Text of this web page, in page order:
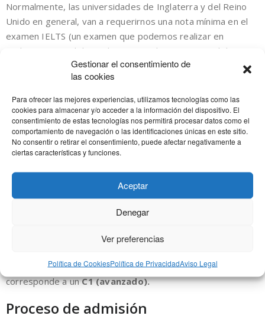
Gestionar el consentimiento de
las cookies
Para ofrecer las mejores experiencias, utilizamos tecnologías como las
cookies para almacenar y/o acceder a la información del dispositivo. El
consentimiento de estas tecnologías nos permitirá procesar datos como el
comportamiento de navegación o las identificaciones únicas en este sitio.
No consentir o retirar el consentimiento, puede afectar negativamente a
ciertas características y funciones.
Aceptar
Denegar
Ver preferencias
Política de CookiesPolítica de PrivacidadAviso Legal
Normalmente, las universidades de Inglaterra y del Reino
Unido en general, van a requerirnos una nota mínima en el
examen IELTS (un examen que podemos realizar en
cualquier parte del mundo y que mide nuestro nivel de
inglés académico y general). Existen otros exámenes que
las universidades también aceptan, como los certificados de
Cambridge e incluso el TOEFL
Generalmente, la puntuación que nos solicitarán en este
examen estará entre un 5.5 y un 7.5, dependiendo de la
carrera y prestigio de la unviersidad. Lo más habitual es
, y es muy común que además nos pidan que
obtengamos una puntuación mínima en alguna de las 4
partes del examen o incluso en todas las partes del mismo.
Por seguir con el ejemplo anterior, en la facultad de Ciencias
nos pedirán es de unIELTS 6.5. Este nivel de inglés
corresponde a unC1 (avanzado).
Proceso de admisión